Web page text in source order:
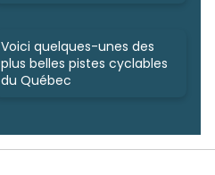
Voici quelques-unes des
plus belles pistes cyclables
du Québec